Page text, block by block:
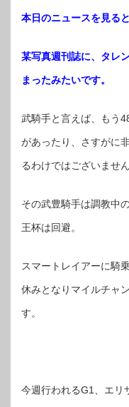
本日のニュースを見る
某写真週刊誌に、タレ
まったみたいです。
武騎手と言えば、もう
があったり、さすがに
るわけではございません
その武豊騎手は調教中
王杯は回避。
スマートレイアーに騎
休みとなりマイルチャ
す。
今週行われるG1、エリ